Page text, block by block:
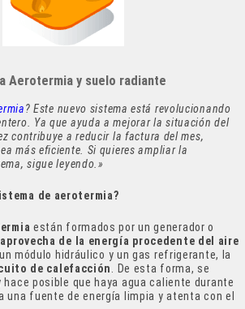
Aerotermia y suelo radiante
? Este nuevo sistema está revolucionando
Ya que ayuda a mejorar la situación del
contribuye a reducir la factura del mes,
más eficiente. Si quieres ampliar la
sigue leyendo.»
de aerotermia?
están formados por un generador o
aprovecha de la energía procedente del aire
módulo hidráulico y un gas refrigerante, la
de calefacción. De esta forma, se
posible que haya agua caliente durante
una fuente de energía limpia y atenta con el